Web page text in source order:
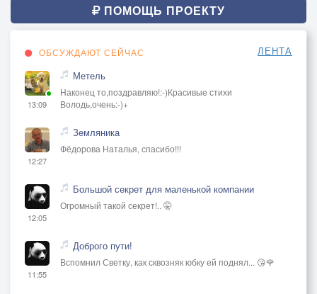
ПОМОЩЬ ПРОЕКТУ
ОБСУЖДАЮТ СЕЙЧАС ЛЕНТА
13:09
Метель
Наконец то,поздравляю!:-)Красивые стихи
Володь,очень:-)+
12:27
Земляника
Фёдорова Наталья, спасибо!!!
12:05
Большой секрет для маленькой компании
Огромный такой секрет!.. 🤫
11:55
Доброго пути!
Вспомнил Светку, как сквозняк юбку ей поднял... 😘🌹